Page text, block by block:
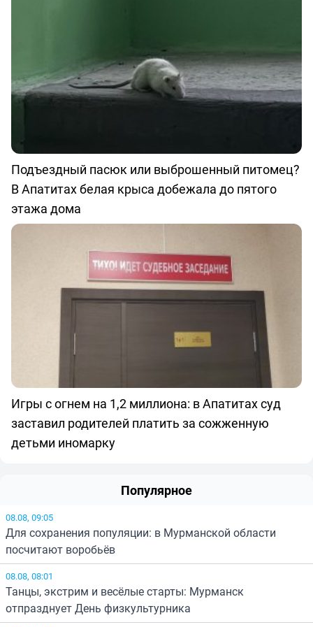
Подъездный пасюк или выброшенный питомец?
В Апатитах белая крыса добежала до пятого
этажа дома
Игры с огнем на 1,2 миллиона: в Апатитах суд
заставил родителей платить за сожженную
детьми иномарку
Популярное
08.08, 09:05
Для сохранения популяции: в Мурманской области
посчитают воробьёв
08.08, 08:01
Танцы, экстрим и весёлые старты: Мурманск
отпразднует День физкультурника